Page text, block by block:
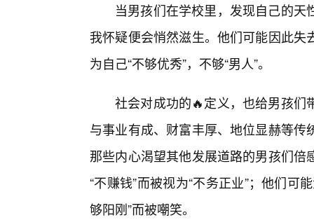
当男孩们在学校里，发现自己的
我怀疑便会悄然滋生。他们可能因此
为自己“不够优秀”，不够“男人”。
社会对成功的🔥定义，也给男孩们
与事业有成、财富丰厚、地位显赫等
那些内心渴望其他发展道路的男孩们
“不赚钱”而被视为“不务正业”；他们可
够阳刚”而被嘲笑。